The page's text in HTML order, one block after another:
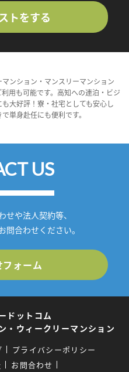
トをする
ンション・マンスリーマンション
用も可能です。高知への連泊・ビジ
大好評！寮・社宅としても安心し
単身赴任にも便利です。
US
せや法人契約等、
問合わせください。
ォーム
ドットコム
・ウィークリーマンション
プライバシーポリシー
お問合わせ